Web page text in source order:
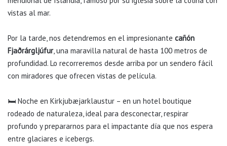
vistas al mar.
Por la tarde, nos detendremos en el impresionante cañón
Fjaðrárgljúfur, una maravilla natural de hasta 100 metros de
profundidad. Lo recorreremos desde arriba por un sendero fácil
con miradores que ofrecen vistas de película.
🛏️ Noche en Kirkjubæjarklaustur – en un hotel boutique
rodeado de naturaleza, ideal para desconectar, respirar
profundo y prepararnos para el impactante día que nos espera
entre glaciares e icebergs.